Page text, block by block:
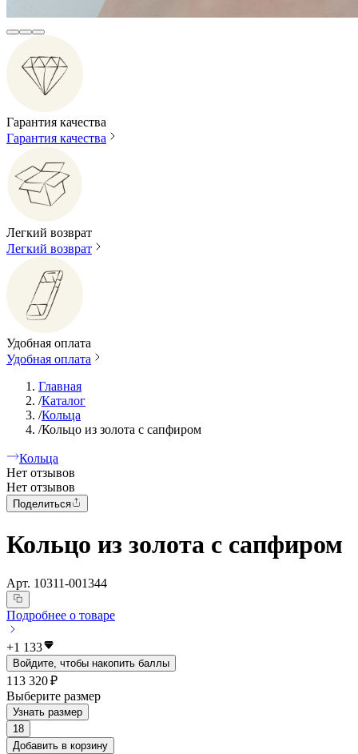
Гарантия качества
Гарантия качества
Легкий возврат
Легкий возврат
Удобная оплата
Удобная оплата
Главная
/Каталог
/Кольца
/Кольцо из золота с сапфиром
Кольца
Нет отзывов
Нет отзывов
Поделиться
Кольцо из золота с сапфиром
Арт. 10311-001344
Подробнее о товаре
+1 133
Войдите, чтобы накопить баллы
113 320 ₽
Выберите размер
Узнать размер
18
Добавить в корзину